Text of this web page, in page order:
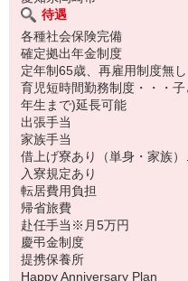
待遇
各種社会保険完備
確定拠出年金制度
定年制65歳、再雇用制度無し
育児短時間勤務制度・・・
年生まで)延長可能
出張手当
家族手当
借上げ寮あり（単身・家族
入寮規定あり
転居費用負担
帰省旅費
赴任手当※月5万円
慶弔金制度
提携保養所
Happy Anniversary Plan